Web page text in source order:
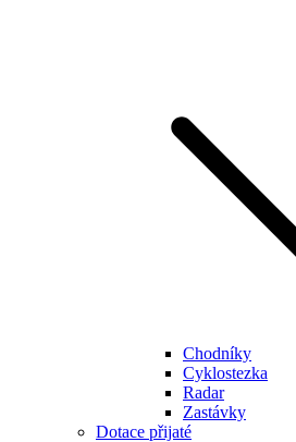
Chodníky
Cyklostezka
Radar
Zastávky
Dotace přijaté